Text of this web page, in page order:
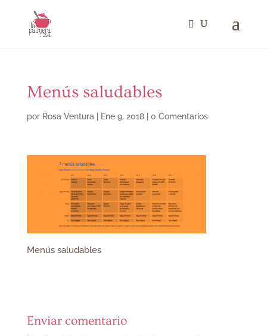
Menús saludables
por Rosa Ventura Ene 9, 2018| 0 Comentarios
Menús saludables
Enviar comentario